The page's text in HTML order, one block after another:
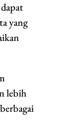
yang
lebih